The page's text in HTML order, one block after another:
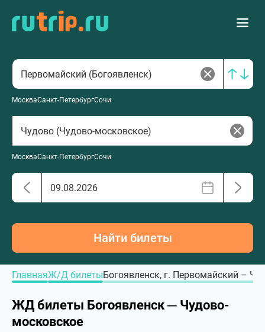
МоскваСанкт-ПетербургСочи
МоскваСанкт-ПетербургСочи
Найти билеты
ГлавнаяЖ/Д билетыБогоявленск, г. Первомайский –
ЖД билеты Богоявленск ─ Чудово-
московское